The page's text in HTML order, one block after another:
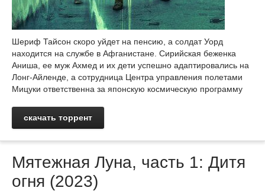
Шериф Тайсон скоро уйдет на пенсию, а солдат Уорд
находится на службе в Афганистане. Сирийская беженка
Аниша, ее муж Ахмед и их дети успешно адаптировались на
Лонг-Айленде, а сотрудница Центра управления полетами
Мицуки ответственна за японскую космическую программу
скачать торрент
Мятежная Луна, часть 1: Дитя
огня (2023)